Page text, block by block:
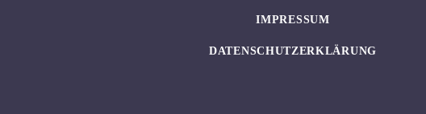
IMPRESSUM
DATENSCHUTZERKLÄRUNG